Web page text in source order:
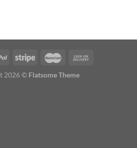
2026 © Flatsome Theme